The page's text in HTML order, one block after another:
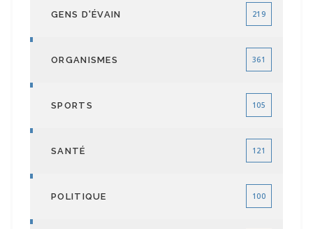
GENS D'ÉVAIN 219
ORGANISMES 361
SPORTS 105
SANTÉ 121
POLITIQUE 100